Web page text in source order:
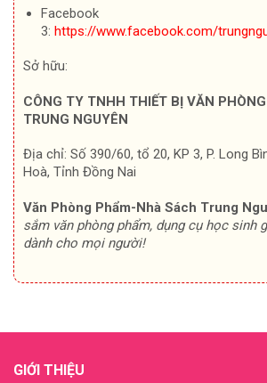
Facebook
3: https://www.facebook.com/
Sở hữu:
CÔNG TY TNHH THIẾT BỊ VĂN
TRUNG NGUYÊN
Địa chỉ: Số 390/60, tổ 20, KP 3, P. Long
Hoà, Tỉnh Đồng Nai
Văn Phòng Phẩm-Nhà Sách Trung
sắm văn phòng phẩm, dụng cụ học sinh
dành cho mọi người!
GIỚI THIỆU